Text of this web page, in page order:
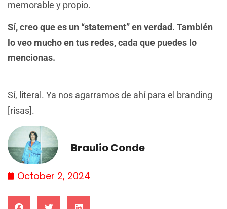
memorable y propio.
Sí, creo que es un “statement” en verdad. También
lo veo mucho en tus redes, cada que puedes lo
mencionas.
Sí, literal. Ya nos agarramos de ahí para el branding
[risas].
Braulio Conde
October 2, 2024